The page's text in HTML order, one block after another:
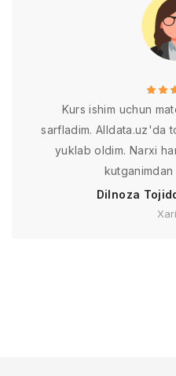
Kurs ishim uchun
sarfladim. Alldata.uz'da
yuklab oldim. Narxi
Dilnoza